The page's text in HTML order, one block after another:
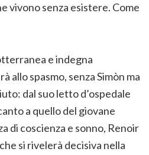
vivono senza esistere. Come
e indegna
allo spasmo, senza Simòn ma
dal suo letto d’ospedale
a quello del giovane
di coscienza e sonno, Renoir
si rivelerà decisiva nella